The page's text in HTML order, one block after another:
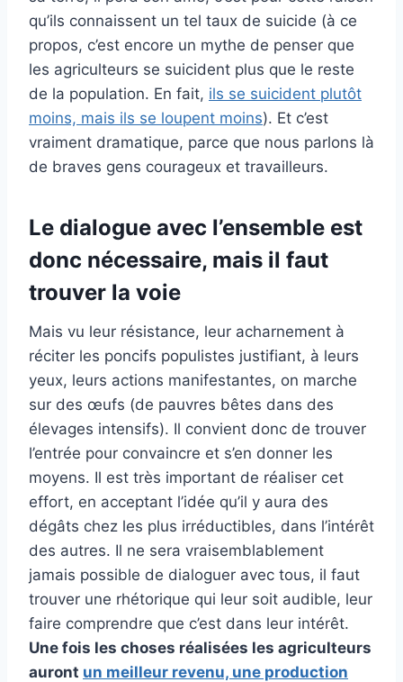
qu’ils connaissent un tel taux de suicide (à ce
propos, c’est encore un mythe de penser que
les agriculteurs se suicident plus que le reste
de la population. En fait, ils se suicident plutôt
moins, mais ils se loupent moins). Et c’est
vraiment dramatique, parce que nous parlons là
de braves gens courageux et travailleurs.
Le dialogue avec l’ensemble est
donc nécessaire, mais il faut
trouver la voie
Mais vu leur résistance, leur acharnement à
réciter les poncifs populistes justifiant, à leurs
yeux, leurs actions manifestantes, on marche
sur des œufs (de pauvres bêtes dans des
élevages intensifs). Il convient donc de trouver
l’entrée pour convaincre et s’en donner les
moyens. Il est très important de réaliser cet
effort, en acceptant l’idée qu’il y aura des
dégâts chez les plus irréductibles, dans l’intérêt
des autres. Il ne sera vraisemblablement
jamais possible de dialoguer avec tous, il faut
trouver une rhétorique qui leur soit audible, leur
faire comprendre que c’est dans leur intérêt.
Une fois les choses réalisées les agriculteurs
auront un meilleur revenu, une production